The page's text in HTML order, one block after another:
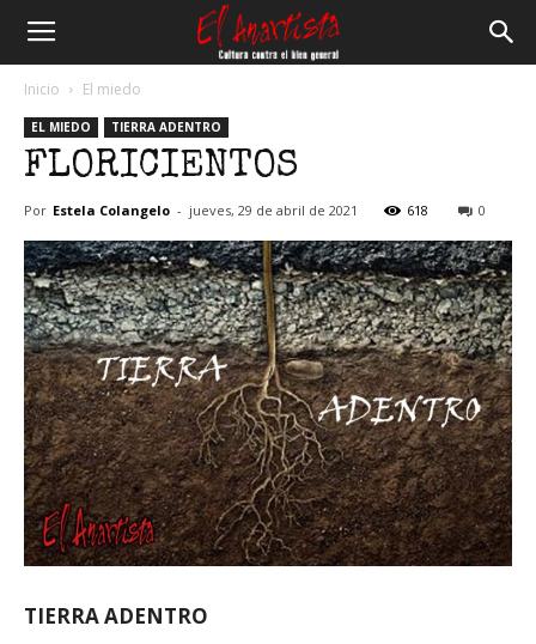
Anartista
Inicio El miedo
EL MIEDO TIERRA ADENTRO
FLORICIENTOS
Por Estela Colangelo - jueves, 29 de abril de 2021 618 0
TIERRA ADENTRO